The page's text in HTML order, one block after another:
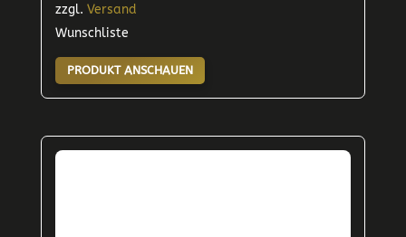
zzgl. Versand
Wunschliste
PRODUKT ANSCHAUEN